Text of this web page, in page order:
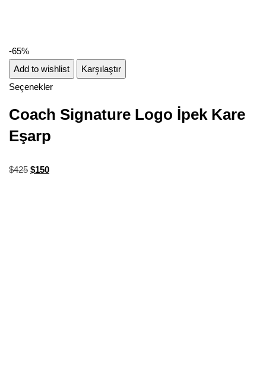
-65%
Add to wishlist
Karşılaştır
Seçenekler
Coach Signature Logo İpek Kare
Eşarp
$425 $150